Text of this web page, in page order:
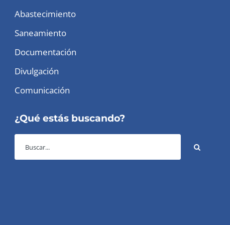
Abastecimiento
Saneamiento
Documentación
Divulgación
Comunicación
¿Qué estás buscando?